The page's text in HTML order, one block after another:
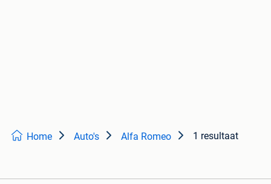
Home Auto's Alfa Romeo 1 resultaat